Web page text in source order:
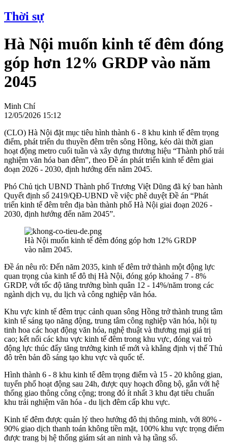
Thời sự
Hà Nội muốn kinh tế đêm đóng
góp hơn 12% GRDP vào năm
2045
Minh Chí
12/05/2026 15:12
(CLO) Hà Nội đặt mục tiêu hình thành 6 - 8 khu kinh tế đêm trọng
điểm, phát triển du thuyền đêm trên sông Hồng, kéo dài thời gian
hoạt động metro cuối tuần và xây dựng thương hiệu “Thành phố trải
nghiệm văn hóa ban đêm”, theo Đề án phát triển kinh tế đêm giai
đoạn 2026 - 2030, định hướng đến năm 2045.
Phó Chủ tịch UBND Thành phố Trương Việt Dũng đã ký ban hành
Quyết định số 2419/QĐ-UBND về việc phê duyệt Đề án “Phát
triển kinh tế đêm trên địa bàn thành phố Hà Nội giai đoạn 2026 -
2030, định hướng đến năm 2045”.
Hà Nội muốn kinh tế đêm đóng góp hơn 12% GRDP
vào năm 2045.
Đề án nêu rõ: Đến năm 2035, kinh tế đêm trở thành một động lực
quan trọng của kinh tế đô thị Hà Nội, đóng góp khoảng 7 - 8%
GRDP, với tốc độ tăng trưởng bình quân 12 - 14%/năm trong các
ngành dịch vụ, du lịch và công nghiệp văn hóa.
Khu vực kinh tế đêm trục cảnh quan sông Hồng trở thành trung tâm
kinh tế sáng tạo năng động, trung tâm công nghiệp văn hóa, hội tụ
tinh hoa các hoạt động văn hóa, nghệ thuật và thương mại giá trị
cao; kết nối các khu vực kinh tế đêm trong khu vực, đóng vai trò
động lực thúc đẩy tăng trưởng kinh tế mới và khẳng định vị thế Thủ
đô trên bản đồ sáng tạo khu vực và quốc tế.
Hình thành 6 - 8 khu kinh tế đêm trọng điểm và 15 - 20 không gian,
tuyến phố hoạt động sau 24h, được quy hoạch đồng bộ, gắn với hệ
thống giao thông công cộng; trong đó ít nhất 3 khu đạt tiêu chuẩn
khu trải nghiệm văn hóa - du lịch đêm cấp khu vực.
Kinh tế đêm được quản lý theo hướng đô thị thông minh, với 80% -
90% giao dịch thanh toán không tiền mặt, 100% khu vực trọng điểm
được trang bị hệ thống giám sát an ninh và hạ tầng số.